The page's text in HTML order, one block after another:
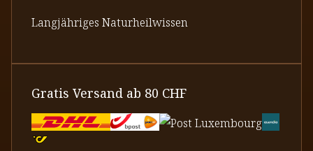
Langjähriges Naturheilwissen
Gratis Versand ab 80 CHF